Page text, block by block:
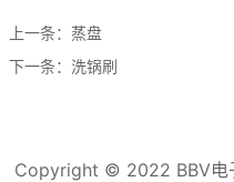
上一条： 蒸盘
下一条： 洗锅刷
Copyright © 2022 BBV电